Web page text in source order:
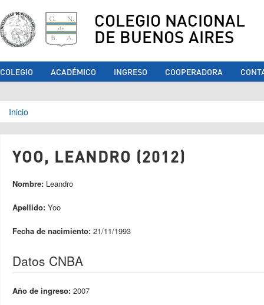
COLEGIO NACIONAL
DE BUENOS AIRES
COLEGIO ACADÉMICO INGRESO COOPERADORA
Se encuentra usted aquí
Inicio
YOO, LEANDRO (2012)
Nombre: Leandro
Apellido: Yoo
Fecha de nacimiento: 21/11/1993
Datos CNBA
Año de ingreso: 2007